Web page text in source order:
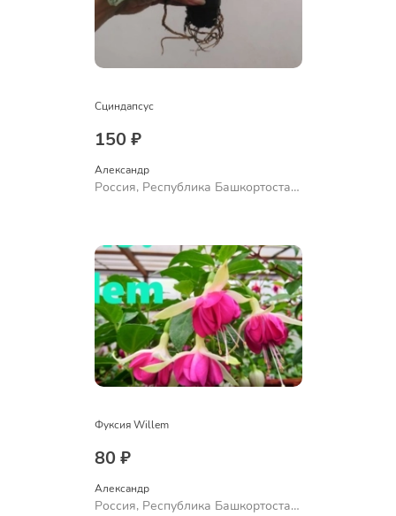
Сциндапсус
150 ₽
Александр
Россия, Республика Башкортостан,
Фуксия Willem
80 ₽
Александр
Россия, Республика Башкортостан,